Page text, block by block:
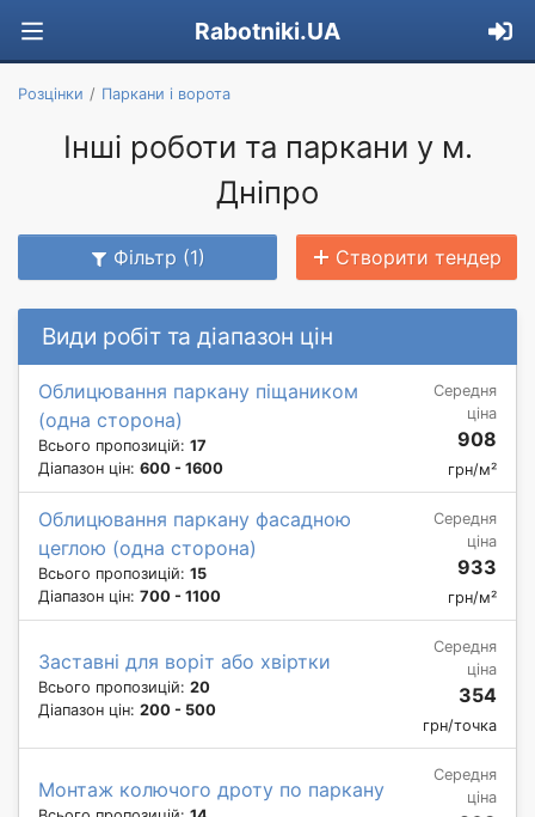
Rabotniki.UA
Розцінки Паркани і ворота
Інші роботи та паркани у м.
Дніпро
Фільтр (1) Створити тендер
Види робіт та діапазон цін
Облицювання паркану піщаником
(одна сторона)
Всього пропозицій: 17
Діапазон цін: 600 - 1600
Середня
ціна
908
грн/м²
Облицювання паркану фасадною
цеглою (одна сторона)
Всього пропозицій: 15
Діапазон цін: 700 - 1100
Середня
ціна
933
грн/м²
Заставні для воріт або хвіртки
Всього пропозицій: 20
Діапазон цін: 200 - 500
Середня
ціна
354
грн/точка
Монтаж колючого дроту по паркану
Середня
ціна